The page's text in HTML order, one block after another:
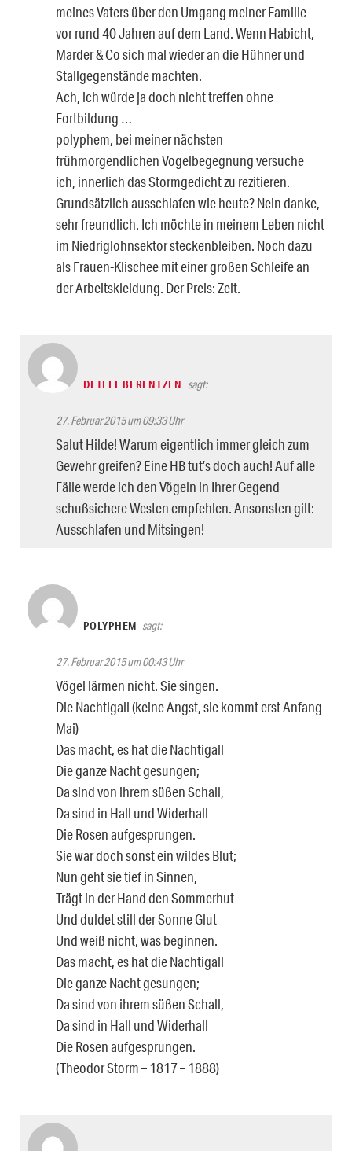
meines Vaters über den Umgang meiner Familie
vor rund 40 Jahren auf dem Land. Wenn Habicht,
Marder & Co sich mal wieder an die Hühner und
Stallgegenstände machten.
Ach, ich würde ja doch nicht treffen ohne
Fortbildung …
polyphem, bei meiner nächsten
frühmorgendlichen Vogelbegegnung versuche
ich, innerlich das Stormgedicht zu rezitieren.
Grundsätzlich ausschlafen wie heute? Nein danke,
sehr freundlich. Ich möchte in meinem Leben nicht
im Niedriglohnsektor steckenbleiben. Noch dazu
als Frauen-Klischee mit einer großen Schleife an
der Arbeitskleidung. Der Preis: Zeit.
DETLEF BERENTZEN sagt:
27. Februar 2015 um 09:33 Uhr
Salut Hilde! Warum eigentlich immer gleich zum
Gewehr greifen? Eine HB tut’s doch auch! Auf alle
Fälle werde ich den Vögeln in Ihrer Gegend
schußsichere Westen empfehlen. Ansonsten gilt:
Ausschlafen und Mitsingen!
POLYPHEM sagt:
27. Februar 2015 um 00:43 Uhr
Vögel lärmen nicht. Sie singen.
Die Nachtigall (keine Angst, sie kommt erst Anfang
Mai)
Das macht, es hat die Nachtigall
Die ganze Nacht gesungen;
Da sind von ihrem süßen Schall,
Da sind in Hall und Widerhall
Die Rosen aufgesprungen.
Sie war doch sonst ein wildes Blut;
Nun geht sie tief in Sinnen,
Trägt in der Hand den Sommerhut
Und duldet still der Sonne Glut
Und weiß nicht, was beginnen.
Das macht, es hat die Nachtigall
Die ganze Nacht gesungen;
Da sind von ihrem süßen Schall,
Da sind in Hall und Widerhall
Die Rosen aufgesprungen.
(Theodor Storm – 1817 – 1888)